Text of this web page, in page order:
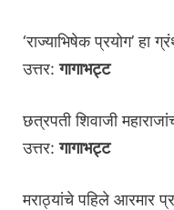
‘राज्याभिषेक प्रयोग’ हा
उत्तर:गागाभट्ट
छत्रपती शिवाजी
उत्तर:गागाभट्ट
मराठ्यांचे पहिले आरमार